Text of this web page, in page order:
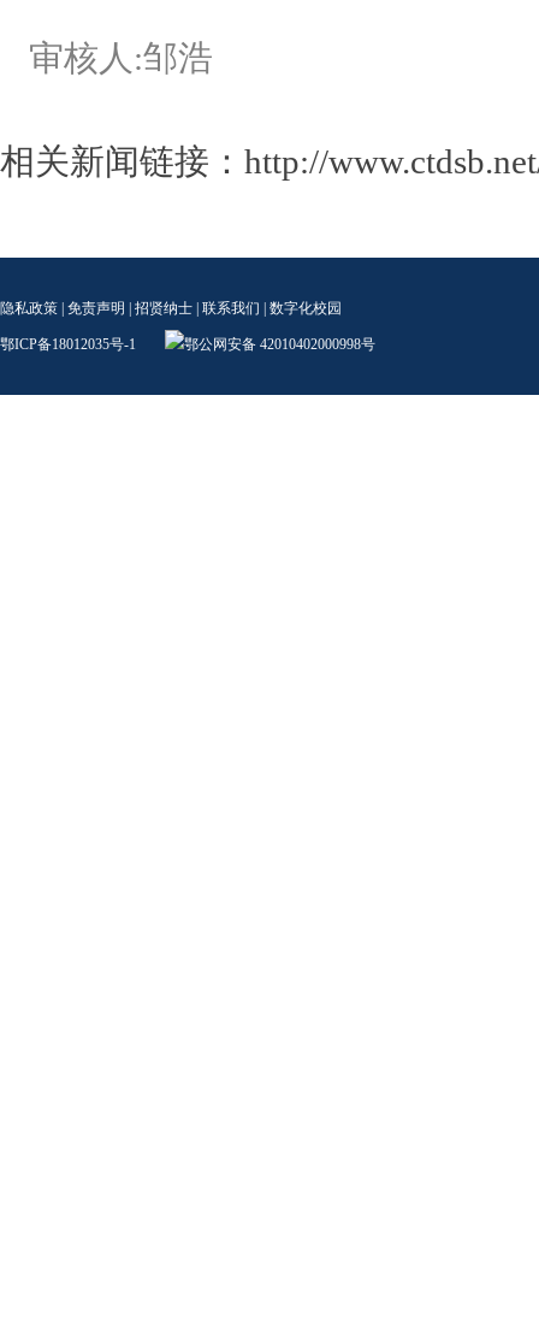
审核人:邹浩
相关新闻链接： http://
隐私政策 免责声明 招贤纳士 联系我们 数字化校园
鄂ICP备18012035号-1 鄂公网安备 42010402000998号